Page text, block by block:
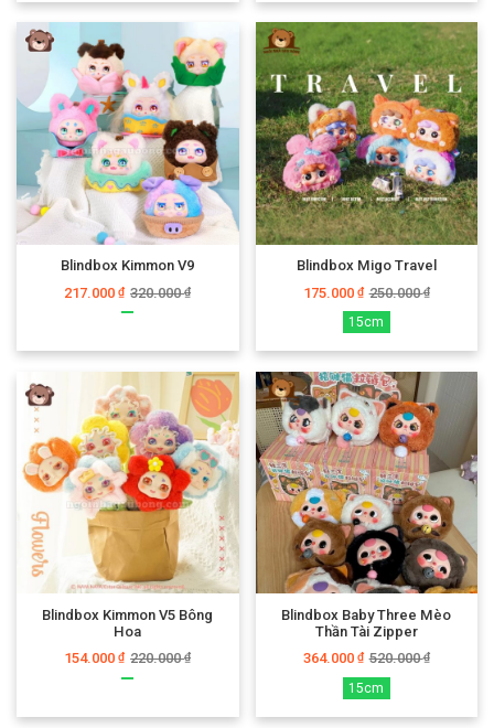
Blindbox Kimmon V9
217.000₫ 320.000₫
Blindbox Migo Travel
175.000 ₫ 250.000₫
15cm
Blindbox Kimmon V5 Bông
Hoa
154.000₫ 220.000₫
Blindbox Baby Three Mèo
Thần Tài Zipper
364.000 ₫ 520.000₫
15cm